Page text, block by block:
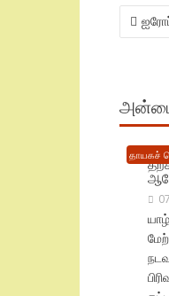
POST
தாயகச்